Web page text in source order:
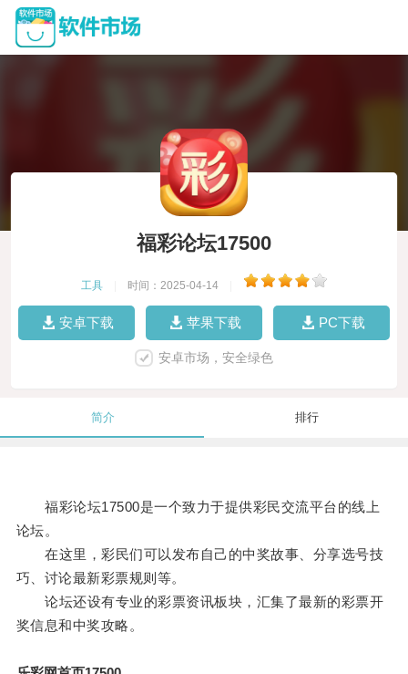
福彩论坛17500
工具 时间：2025-04-14
安卓下载 苹果下载 PC下载
安卓市场，安全绿色
简介 排行
福彩论坛17500是一个致力于提供彩民交流平台的线上
论坛。
在这里，彩民们可以发布自己的中奖故事、分享选号技
巧、讨论最新彩票规则等。
论坛还设有专业的彩票资讯板块，汇集了最新的彩票开
奖信息和中奖攻略。